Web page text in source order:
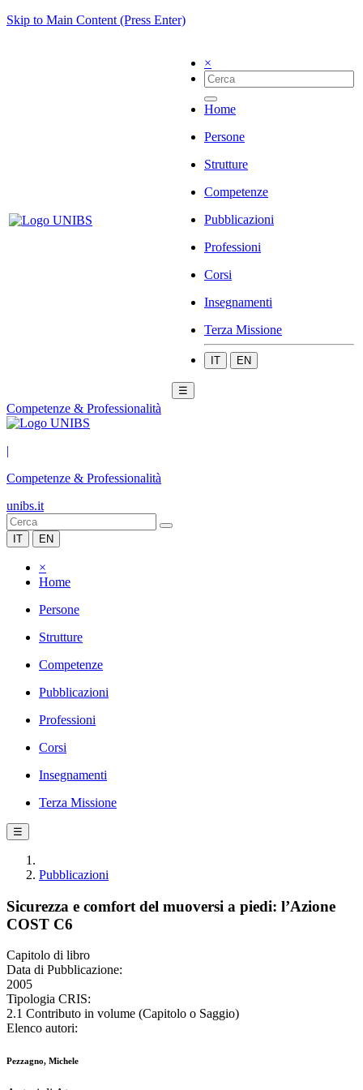
Skip to Main Content (Press Enter)
×
Home
Persone
Strutture
Competenze
Pubblicazioni
Professioni
Corsi
Insegnamenti
Terza Missione
IT EN
☰
Competenze & Professionalità
|
Competenze & Professionalità
unibs.it
IT EN
×
Home
Persone
Strutture
Competenze
Pubblicazioni
Professioni
Corsi
Insegnamenti
Terza Missione
☰
Pubblicazioni
Sicurezza e comfort del muoversi a piedi: l’Azione
COST C6
Capitolo di libro
Data di Pubblicazione:
2005
Tipologia CRIS:
2.1 Contributo in volume (Capitolo o Saggio)
Elenco autori:
Pezzagno, Michele